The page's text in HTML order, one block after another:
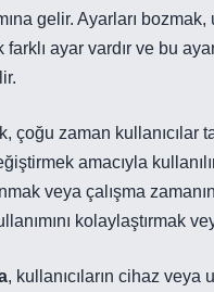
gelir. Ayarları
farklı ayar vardır ve bu
çoğu zaman kullanıcılar
amacıyla
veya çalışma
kolaylaştırmak
, kullanıcıların cihaz veya